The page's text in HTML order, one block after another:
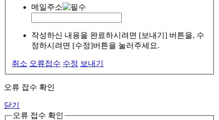
메일주소
작성하신 내용을 완료하시려면 [보내기] 버튼을, 수
정하시려면 [수정]버튼을 눌러주세요.
취소 오류접수 수정 보내기
오류 접수 확인
닫기
오류 접수 확인